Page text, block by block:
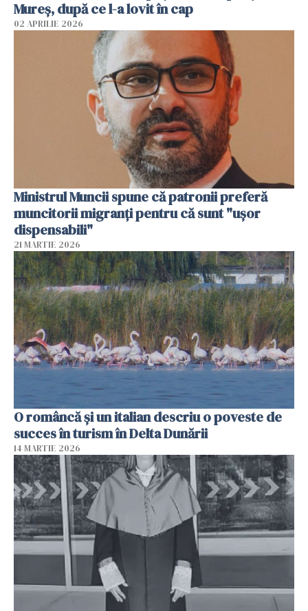
Mureș, după ce l-a lovit în cap
02 APRILIE 2026
Ministrul Muncii spune că patronii preferă
muncitorii migranți pentru că sunt "uşor
dispensabili"
21 MARTIE 2026
O româncă și un italian descriu o poveste de
succes în turism în Delta Dunării
14 MARTIE 2026